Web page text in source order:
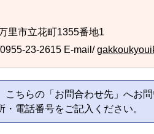
里市立花町1355番地1
23-2615 E-mail/
こちらの「お問合わせ先」へお
電話番号をご記入ください。